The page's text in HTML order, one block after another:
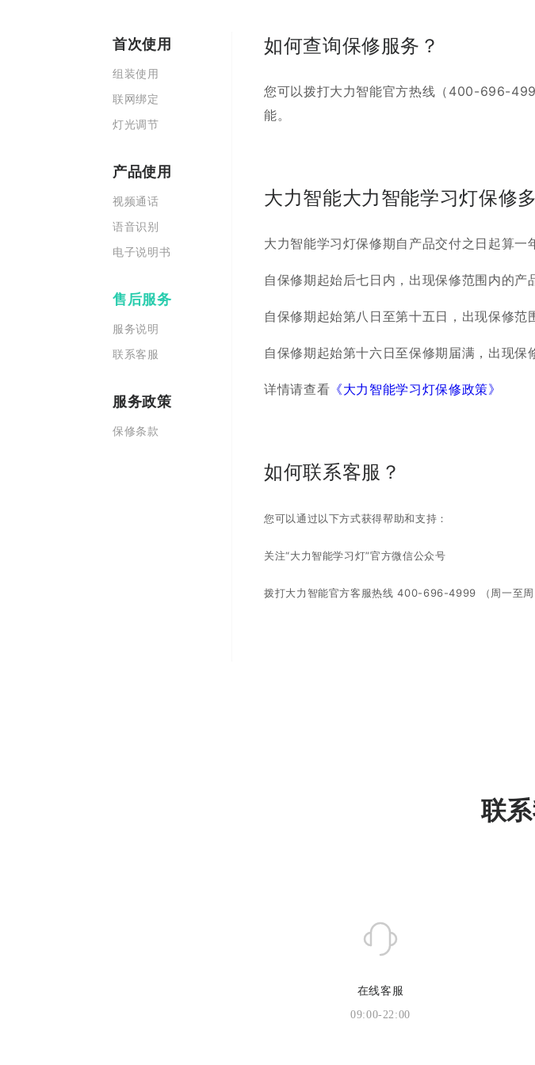
首次使用
组装使用
联网绑定
灯光调节
产品使用
视频通话
语音识别
电子说明书
售后服务
服务说明
联系客服
服务政策
保修条款
如何查询保修服务？
您可以拨打大力智能官方热线（400-696-
能。
大力智能大力智能学习灯保修
大力智能学习灯保修期自产品交付之日起算一
自保修期起始后七日内，出现保修范围内的产
自保修期起始第八日至第十五日，出现保修范
自保修期起始第十六日至保修期届满，出现保
详情请查看 《大力智能学习灯保修政策》
如何联系客服？
您可以通过以下方式获得帮助和支持：
关注“大力智能学习灯”官方微信公众号
拨打大力智能官方客服热线 400-696-4999 （周一至
联
在线客服
09:00-22:00